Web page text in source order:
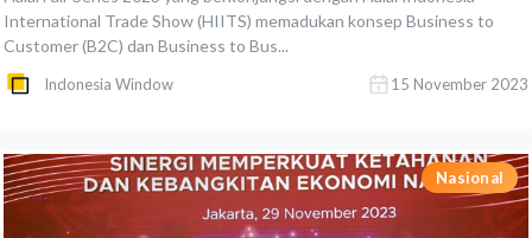
International Trade Show (HIITS) memadukan konsep Business to
Customer (B2C) dan Business to Bus...
Indonesia Window 15 November 2023
Nasional